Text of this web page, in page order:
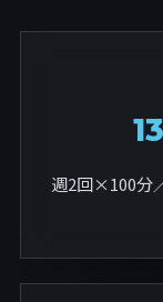
週2回×100分